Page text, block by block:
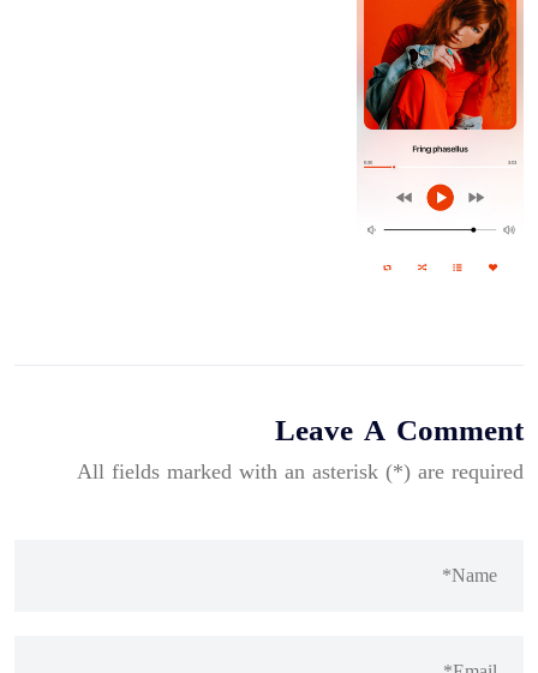
Leave A Comment
All fields marked with an asterisk (*) are required